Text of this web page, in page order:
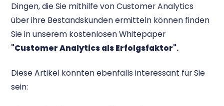
Dingen, die Sie mithilfe von Customer Analytics
über ihre Bestandskunden ermitteln können finden
Sie in unserem kostenlosen Whitepaper
"Customer Analytics als Erfolgsfaktor".
Diese Artikel könnten ebenfalls interessant für Sie
sein: